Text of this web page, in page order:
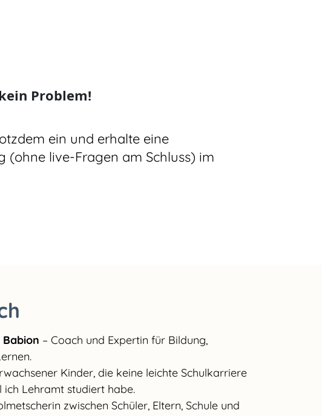
Problem!
ein und erhalte eine
(ohne live-Fragen am Schluss) im
– Coach und Expertin für Bildung,
Kinder, die keine leichte Schulkarriere
ich Lehramt studiert habe.
zwischen Schüler, Eltern, Schule und